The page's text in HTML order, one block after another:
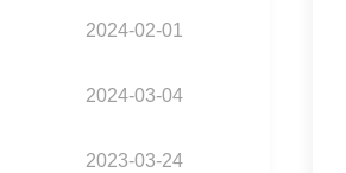
2024-02-01
2024-03-04
2023-03-24